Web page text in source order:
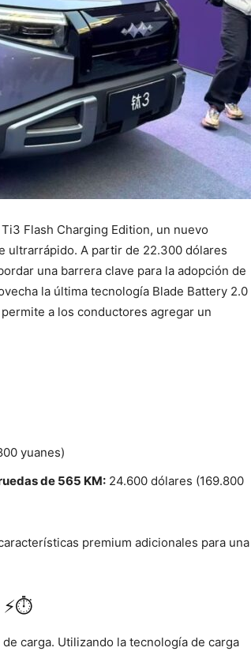
Flash Charging Edition, un nuevo
ultrarrápido. A partir de 22.300 dólares
una barrera clave para la adopción de
la última tecnología Blade Battery 2.0
a los conductores agregar un
yuanes)
de 565 KM: 24.600 dólares (169.800
premium adicionales para una
⚡⏱️
carga. Utilizando la tecnología de carga